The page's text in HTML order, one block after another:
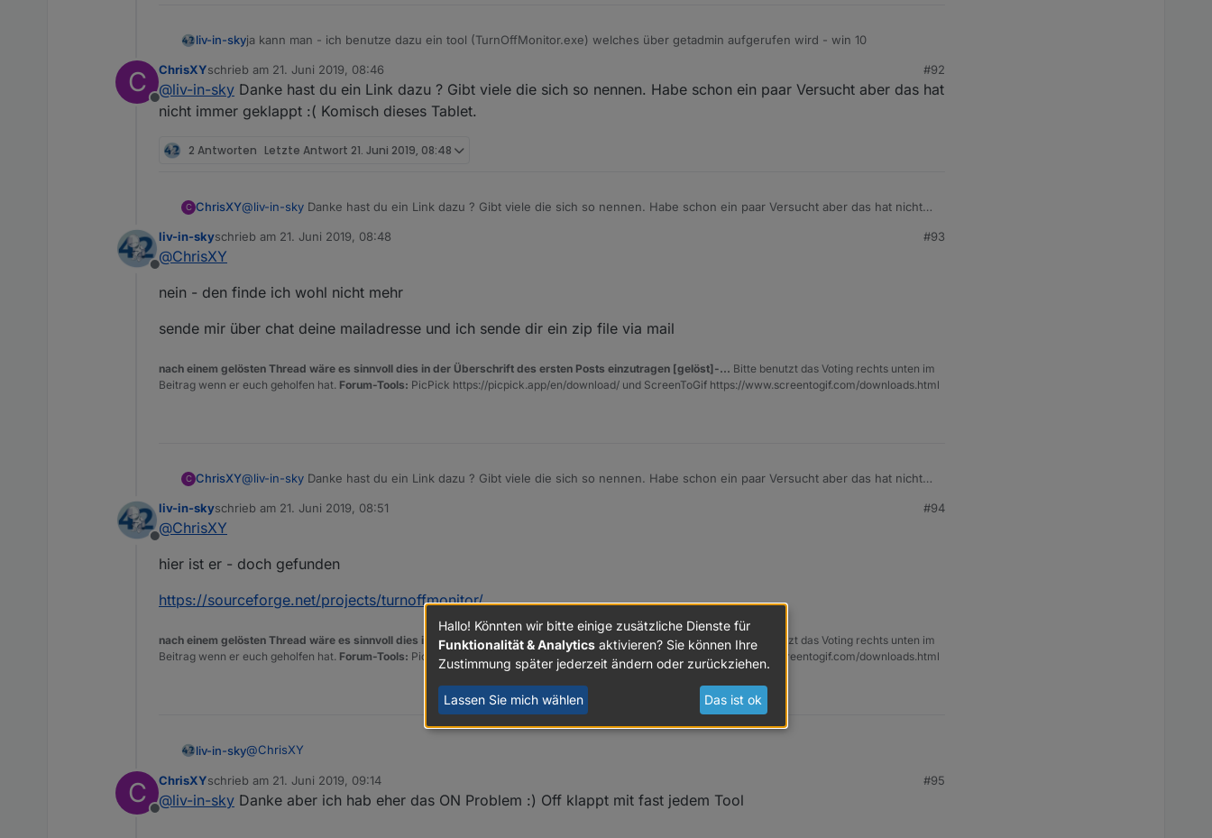
liv-in-skyja kann man - ich benutze dazu ein tool (TurnOffMonitor.exe) welches über getadmin aufgerufen wird - win 10
C
Offline
ChrisXYschrieb am 21. Juni 2019, 08:46
zuletzt editiert von
#92
@liv-in-sky Danke hast du ein Link dazu ? Gibt viele die sich so nennen. Habe schon ein paar Versucht aber das hat
nicht immer geklappt :( Komisch dieses Tablet.
2 Antworten Letzte Antwort 21. Juni 2019, 08:48
C ChrisXY@liv-in-sky Danke hast du ein Link dazu ? Gibt viele die sich so nennen. Habe schon ein paar Versucht aber das hat nicht
Offline
liv-in-skyschrieb am 21. Juni 2019, 08:48
zuletzt editiert von
#93
@ChrisXY
nein - den finde ich wohl nicht mehr
sende mir über chat deine mailadresse und ich sende dir ein zip file via mail
nach einem gelösten Thread wäre es sinnvoll dies in der Überschrift des ersten Posts einzutragen [gelöst]-... Bitte benutzt das Voting rechts unten im
Beitrag wenn er euch geholfen hat. Forum-Tools: PicPick https://picpick.app/en/download/ und ScreenToGif https://www.screentogif.com/downloads.html
C ChrisXY@liv-in-sky Danke hast du ein Link dazu ? Gibt viele die sich so nennen. Habe schon ein paar Versucht aber das hat nicht
Offline
liv-in-skyschrieb am 21. Juni 2019, 08:51
zuletzt editiert von
#94
@ChrisXY
hier ist er - doch gefunden
https://sourceforge.net/projects/turnoffmonitor/
nach einem gelösten Thread wäre es sinnvoll dies in der Überschrift des ersten Posts einzutragen [gelöst]-... Bitte benutzt das Voting rechts unten im
Beitrag wenn er euch geholfen hat. Forum-Tools: PicPick https://picpick.app/en/download/ und ScreenToGif https://www.screentogif.com/downloads.html
liv-in-sky@ChrisXY
hier ist er - doch gefunden
C
Offline
ChrisXYschrieb am 21. Juni 2019, 09:14
zuletzt editiert von
#95
@liv-in-sky Danke aber ich hab eher das ON Problem :) Off klappt mit fast jedem Tool
Hallo! Könnten wir bitte einige zusätzliche Dienste für
Funktionalität & Analytics aktivieren? Sie können Ihre
Zustimmung später jederzeit ändern oder zurückziehen.
Lassen Sie mich wählen Das ist ok